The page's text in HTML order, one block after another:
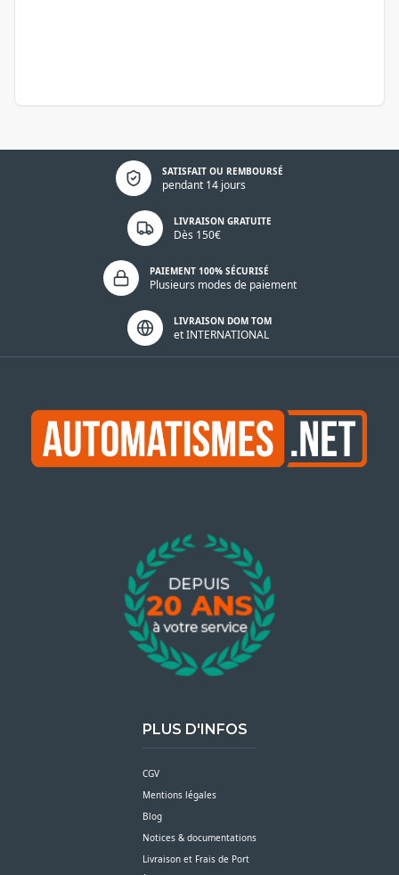
SATISFAIT OU REMBOURSÉ
pendant 14 jours
Politique de confidentialité
LIVRAISON GRATUITE
Dès 150€
PAIEMENT 100% SÉCURISÉ
Plusieurs modes de paiement
LIVRAISON DOM TOM
et INTERNATIONAL
PLUS D'INFOS
CGV
Mentions légales
Blog
Notices & documentations
Livraison et Frais de Port